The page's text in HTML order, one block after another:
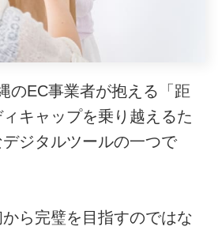
のEC事業者が抱える「距
キャップを乗り越えるた
ジタルツールの一つで
ら完璧を目指すのではな